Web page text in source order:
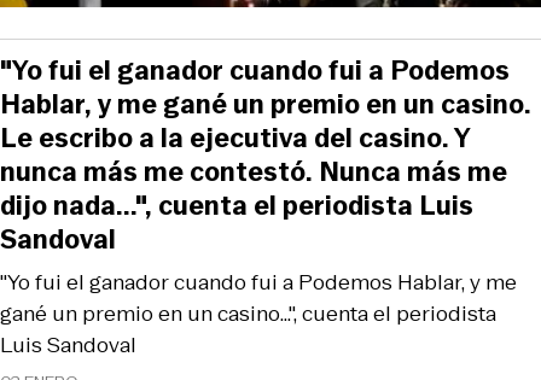
"Yo fui el ganador cuando fui a Podemos Hablar, y me
gané un premio en un casino...", cuenta el periodista
Luis Sandoval
"Yo fui el ganador cuando fui a Podemos
Hablar, y me gané un premio en un casino.
Le escribo a la ejecutiva del casino. Y
nunca más me contestó. Nunca más me
dijo nada...", cuenta el periodista Luis
Sandoval